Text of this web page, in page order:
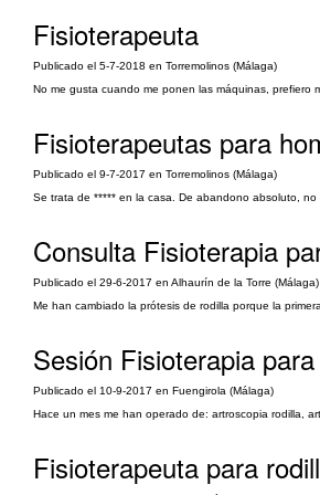
Fisioterapeuta
Publicado el 5-7-2018 en Torremolinos (Málaga)
No me gusta cuando me ponen las máquinas, prefiero
Fisioterapeutas para
Publicado el 9-7-2017 en Torremolinos (Málaga)
Se trata de ***** en la casa. De abandono absoluto, no
Consulta Fisioterapia
Publicado el 29-6-2017 en Alhaurín de la Torre (Málaga)
Me han cambiado la prótesis de rodilla porque la
Sesión Fisioterapia
Publicado el 10-9-2017 en Fuengirola (Málaga)
Hace un mes me han operado de: artroscopia rodilla,
Fisioterapeuta para